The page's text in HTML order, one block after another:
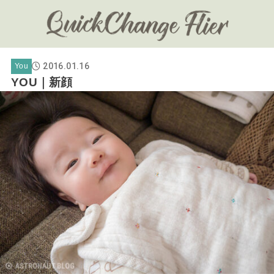
You 2016.01.16
YOU｜新顔